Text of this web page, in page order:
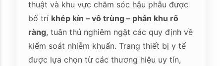
thuật và khu vực chăm sóc hậu phẫu được
bố trí khép kín – vô trùng – phân khu rõ
ràng, tuân thủ nghiêm ngặt các quy định về
kiểm soát nhiễm khuẩn. Trang thiết bị y tế
được lựa chọn từ các thương hiệu uy tín,